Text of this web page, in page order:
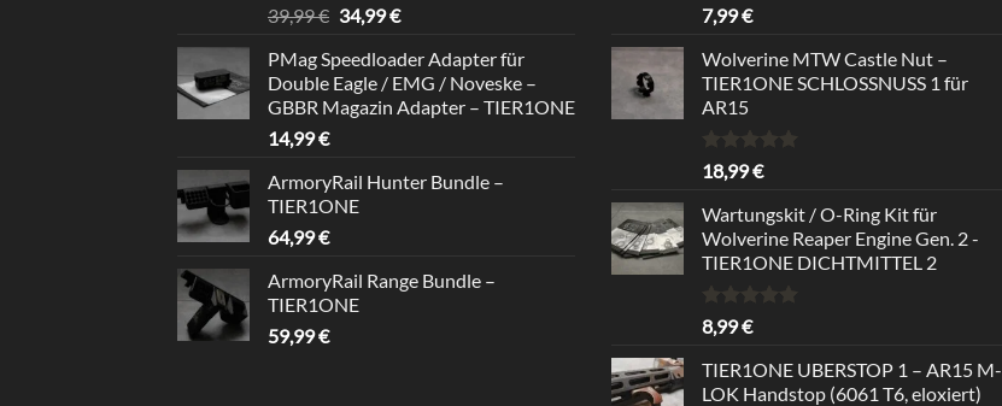
Bewertet
mit
von 5
39,99€ Ursprünglicher
war:
39,99 €
34,99€Aktueller
ist:
34,99 €.
PMag Speedloader Adapter für
Double Eagle / EMG / Noveske –
GBBR Magazin Adapter – TIER1ONE
14,99€
ArmoryRail Hunter Bundle –
TIER1ONE
64,99€
ArmoryRail Range Bundle –
TIER1ONE
59,99€
Bewertet
mit
von 5
7,99€
Wolverine MTW Castle Nut –
TIER1ONE SCHLOSSNUSS 1 für
AR15
Bewertet
mit
von 5
18,99€
Wartungskit / O-Ring Kit für
Wolverine Reaper Engine Gen. 2 -
TIER1ONE DICHTMITTEL 2
Bewertet
mit
von 5
8,99€
TIER1ONE UBERSTOP 1 – AR15 M-
LOK Handstop (6061 T6, eloxiert)